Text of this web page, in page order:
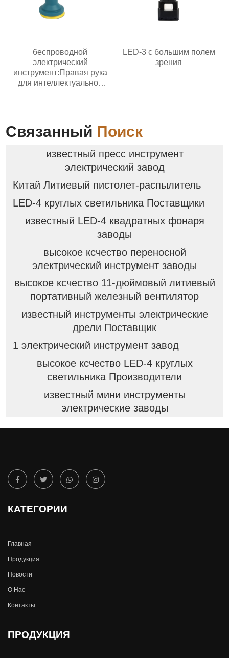
беспроводной
электрический
инструмент:Правая рука
для интеллектуальной
LED-3 с большим полем
зрения
Связанный Поиск
известный пресс инструмент
электрический завод
Китай Литиевый пистолет-распылитель
LED-4 круглых светильника Поставщики
известный LED-4 квадратных фонаря
заводы
высокое ксчество переносной
электрический инструмент заводы
высокое ксчество 11-дюймовый литиевый
портативный железный вентилятор
известный инструменты электрические
дрели Поставщик
1 электрический инструмент завод
высокое ксчество LED-4 круглых
светильника Производители
известный мини инструменты
электрические заводы
КАТЕГОРИИ
Главная
Продукция
Новости
О Hас
Контакты
ПРОДУКЦИЯ